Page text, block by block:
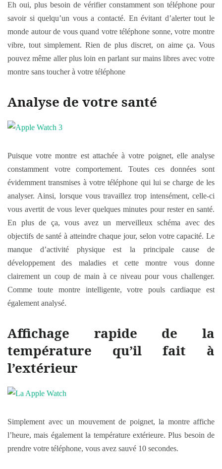
Eh oui, plus besoin de vérifier constamment son téléphone pour
savoir si quelqu’un vous a contacté. En évitant d’alerter tout le
monde autour de vous quand votre téléphone sonne, votre montre
vibre, tout simplement. Rien de plus discret, on aime ça. Vous
pouvez même aller plus loin en parlant sur mains libres avec votre
montre sans toucher à votre téléphone
Analyse de votre santé
Puisque votre montre est attachée à votre poignet, elle analyse
constamment votre comportement. Toutes ces données sont
évidemment transmises à votre téléphone qui lui se charge de les
analyser. Ainsi, lorsque vous travaillez trop intensément, celle-ci
vous avertit de vous lever quelques minutes pour rester en santé.
En plus de ça, vous avez un merveilleux schéma avec des
objectifs de santé à atteindre chaque jour, selon votre capacité. Le
manque d’activité physique est la principale cause de
développement des maladies et cette montre vous donne
clairement un coup de main à ce niveau pour vous challenger.
Comme toute montre intelligente, votre pouls cardiaque est
également analysé.
Affichage rapide de la
température qu’il fait à
l’extérieur
Simplement avec un mouvement de poignet, la montre affiche
l’heure, mais également la température extérieure. Plus besoin de
prendre votre téléphone, vous avez sauvé 10 secondes.